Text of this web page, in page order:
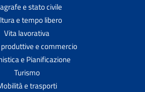
e stato civile
e tempo libero
Vita lavorativa
e commercio
e Pianificazione
Turismo
e trasporti